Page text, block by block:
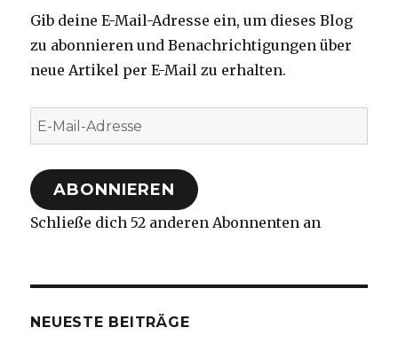
Gib deine E-Mail-Adresse ein, um dieses Blog
zu abonnieren und Benachrichtigungen über
neue Artikel per E-Mail zu erhalten.
E-
Mail-
Adresse
ABONNIEREN
Schließe dich 52 anderen Abonnenten an
NEUESTE BEITRÄGE